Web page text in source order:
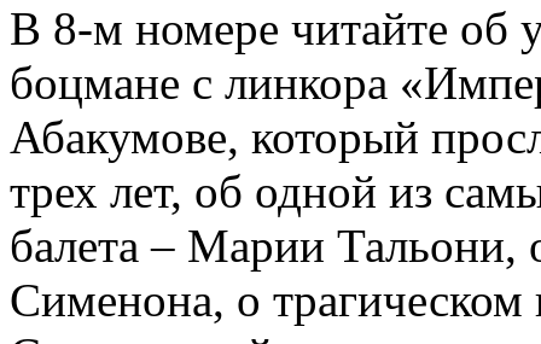
В 8-м номере читайте об
боцмане с линкора
Абакумове, который
трех лет, об одной из
балета – Марии
Сименона, о трагическом